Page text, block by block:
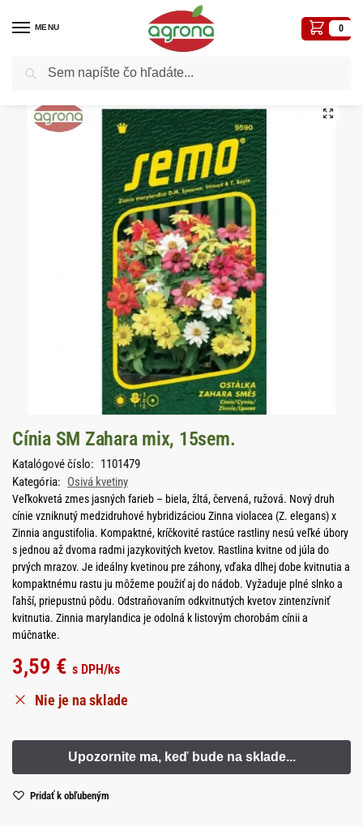
MENU 0
Domov Semená - osivá / Osivá kvetiny
Cínia SM Zahara mix, 15sem.
Katalógové číslo: 1101479
Kategória: Osivá kvetiny
Veľkokvetá zmes jasných farieb – biela, žltá, červená, ružová. Nový druh
cínie vzniknutý medzidruhové hybridizáciou Zinna violacea (Z. elegans) x
Zinnia angustifolia. Kompaktné, kríčkovité rastúce rastliny nesú veľké úbory
s jednou až dvoma radmi jazykovitých kvetov. Rastlina kvitne od júla do
prvých mrazov. Je ideálny kvetinou pre záhony, vďaka dlhej dobe kvitnutia a
kompaktnému rastu ju môžeme použiť aj do nádob. Vyžaduje plné slnko a
ľahší, priepustnú pôdu. Odstraňovaním odkvitnutých kvetov zintenzívniť
kvitnutia. Zinnia marylandica je odolná k listovým chorobám cínii a
múčnatke.
3,59 € s DPH/ks
Nie je na sklade
Pridať k obľubeným